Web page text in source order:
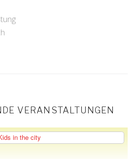
VERANSTALTUNGEN
in the city